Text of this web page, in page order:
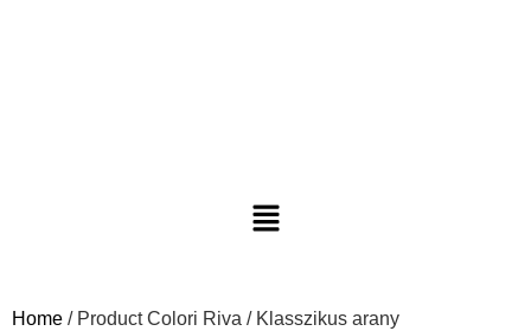
Home / Product Colori Riva / Klasszikus arany